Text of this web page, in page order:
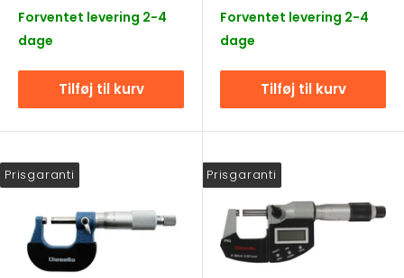
Forventet levering 2-4
dage
Tilføj til kurv
Forventet levering 2-4
dage
Tilføj til kurv
Prisgaranti Prisgaranti